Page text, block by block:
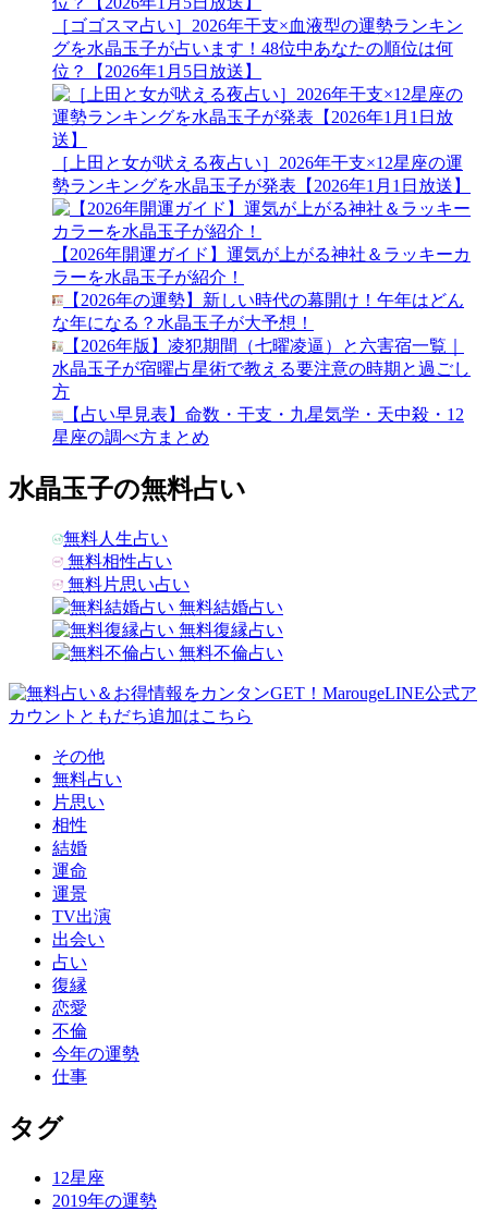
［ゴゴスマ占い］2026年干支×血液型の運勢ランキン
グを水晶玉子が占います！48位中あなたの順位は何
位？【2026年1月5日放送】
［上田と女が吠える夜占い］2026年干支×12星座の運
勢ランキングを水晶玉子が発表【2026年1月1日放送】
【2026年開運ガイド】運気が上がる神社＆ラッキーカ
ラーを水晶玉子が紹介！
【2026年の運勢】新しい時代の幕開け！午年はどん
な年になる？水晶玉子が大予想！
【2026年版】凌犯期間（七曜凌逼）と六害宿一覧｜
水晶玉子が宿曜占星術で教える要注意の時期と過ごし
方
【占い早見表】命数・干支・九星気学・天中殺・12
星座の調べ方まとめ
水晶玉子の無料占い
無料人生占い
無料相性占い
無料片思い占い
無料結婚占い
無料復縁占い
無料不倫占い
その他
無料占い
片思い
相性
結婚
運命
運景
TV出演
出会い
占い
復縁
恋愛
不倫
今年の運勢
仕事
タグ
12星座
2019年の運勢